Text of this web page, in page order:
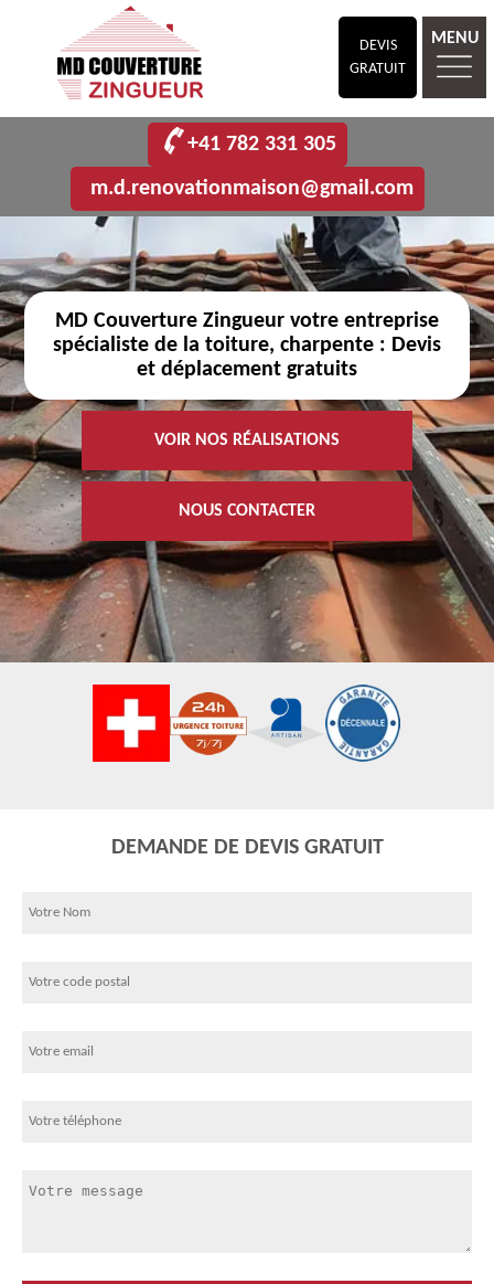
DEVIS
GRATUIT
MENU
+41 782 331 305
m.d.renovationmaison@gmail.com
MD Couverture Zingueur votre entreprise
spécialiste de la toiture, charpente : Devis
et déplacement gratuits
VOIR NOS RÉALISATIONS
NOUS CONTACTER
DEMANDE DE DEVIS GRATUIT